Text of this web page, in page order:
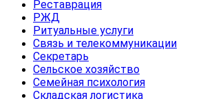
Реставрация
РЖД
Ритуальные услуги
Связь и телекоммуникации
Секретарь
Сельское хозяйство
Семейная психология
Складская логистика